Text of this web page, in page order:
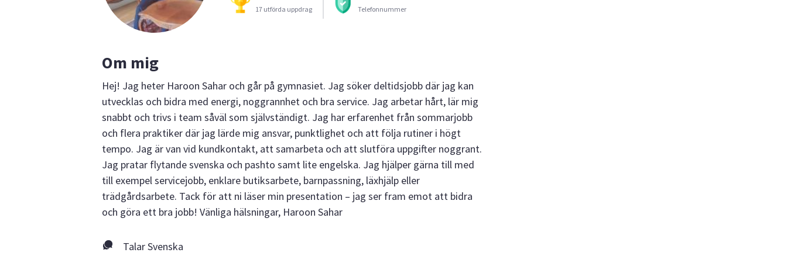
17 utförda uppdrag Telefonnummer
Om mig
Hej! Jag heter Haroon Sahar och går på gymnasiet. Jag söker deltidsjobb där jag kan
utvecklas och bidra med energi, noggrannhet och bra service. Jag arbetar hårt, lär mig
snabbt och trivs i team såväl som självständigt. Jag har erfarenhet från sommarjobb
och flera praktiker där jag lärde mig ansvar, punktlighet och att följa rutiner i högt
tempo. Jag är van vid kundkontakt, att samarbeta och att slutföra uppgifter noggrant.
Jag pratar flytande svenska och pashto samt lite engelska. Jag hjälper gärna till med
till exempel servicejobb, enklare butiksarbete, barnpassning, läxhjälp eller
trädgårdsarbete. Tack för att ni läser min presentation – jag ser fram emot att bidra
och göra ett bra jobb! Vänliga hälsningar, Haroon Sahar
Talar Svenska